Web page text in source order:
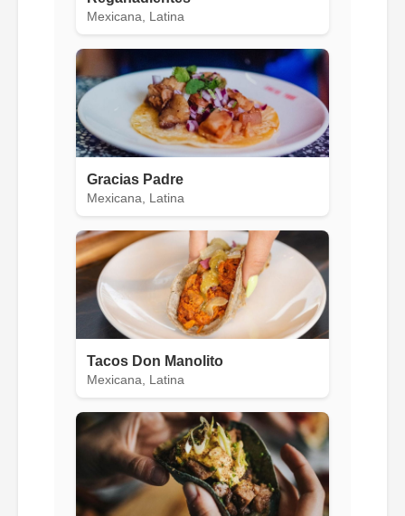
Mexicana, Latina
Gracias Padre
Mexicana, Latina
Tacos Don Manolito
Mexicana, Latina